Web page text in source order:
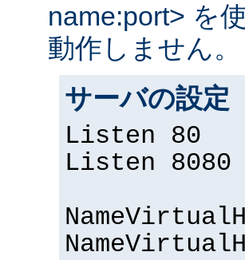
name:port> を
動作しません。
サーバの設定
Listen 80
Listen 8080